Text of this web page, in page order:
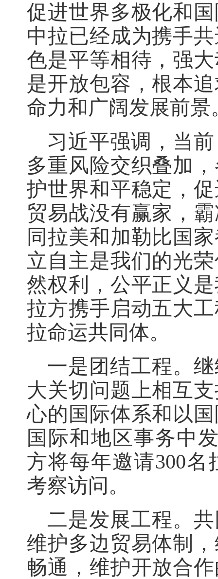
促进世界多极化和
中拉已经成为携手
色是平等相待，强
是开放包容，根本
命力和广阔发展前景
习近平强调，当
多重风险交织叠加
护世界和平稳定，
贸易战没有赢家，
同拉美和加勒比国
立自主是我们的光
然权利，公平正义
拉方携手启动五大
拉命运共同体。
一是团结工程。
大关切问题上相互
心的国际体系和以
国际和地区事务中
方将每年邀请300
考察访问。
二是发展工程。
维护多边贸易体制
畅通，维护开放合